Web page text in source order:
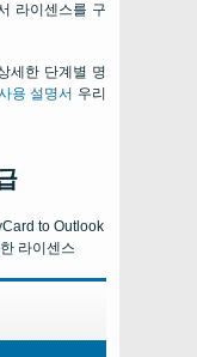
라이센스를 구
세한 단계별 명
용 설명서 우리
to Outlook
라이센스